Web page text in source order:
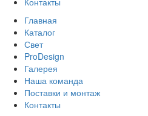
Главная
Каталог
Свет
ProDesign
Галерея
Наша команда
Поставки и монтаж
Контакты